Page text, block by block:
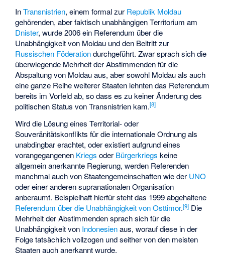
InTransnistrien, einem formal zur Republik Moldau
gehörenden, aber faktisch unabhängigen Territorium am
Dnister, wurde 2006 ein Referendum über die
Unabhängigkeit von Moldau und den Beitritt zur
Russischen Föderationdurchgeführt. Zwar sprach sich die
überwiegende Mehrheit der Abstimmenden für die
Abspaltung von Moldau aus, aber sowohl Moldau als auch
eine ganze Reihe weiterer Staaten lehnten das Referendum
bereits im Vorfeld ab, so dass es zu keiner Änderung des
politischen Status von Transnistrien kam.[8]
Wird die Lösung eines Territorial- oder
Souveränitätskonflikts für die internationale Ordnung als
unabdingbar erachtet, oder existiert aufgrund eines
vorangegangenen Kriegs oder Bürgerkriegs keine
allgemein anerkannte Regierung, werden Referenden
manchmal auch von Staatengemeinschaften wie der UNO
oder einer anderen supranationalen Organisation
anberaumt. Beispielhaft hierfür steht das 1999 abgehaltene
Referendum über die Unabhängigkeit von Osttimor.[9] Die
Mehrheit der Abstimmenden sprach sich für die
Unabhängigkeit von Indonesienaus, worauf diese in der
Folge tatsächlich vollzogen und seither von den meisten
Staaten auch anerkannt wurde.